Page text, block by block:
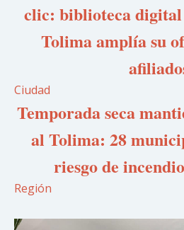
clic: biblioteca digital
Tolima amplía su
Ciudad
Temporada seca
al Tolima: 28
riesgo de
Región